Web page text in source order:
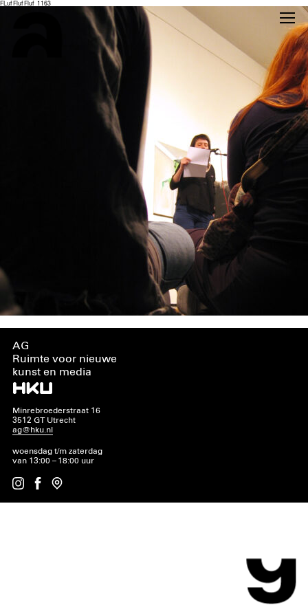
FLuf Fluf Fluf_1163
AG
Ruimte voor nieuwe
kunst en media
Minrebroederstraat 16
3512 GT Utrecht
ag@hku.nl
woensdag t/m zaterdag
van 13:00 – 18:00 uur